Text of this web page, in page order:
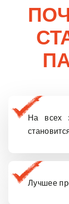
Эл. почта
На всех
Лучшее
Для
Имя Фамилия